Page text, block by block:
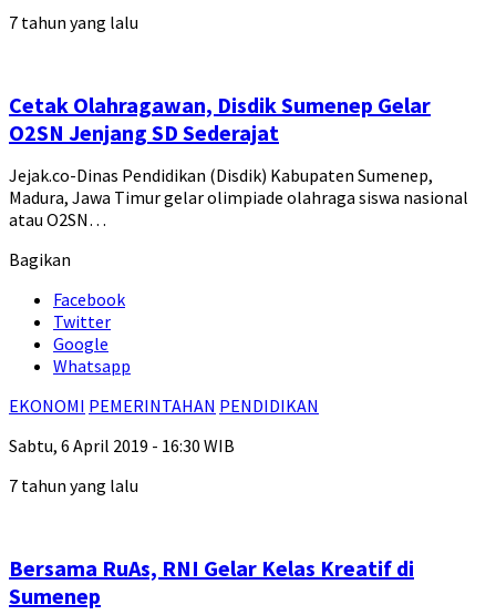
7 tahun yang lalu
Cetak Olahragawan, Disdik Sumenep Gelar
O2SN Jenjang SD Sederajat
Jejak.co-Dinas Pendidikan (Disdik) Kabupaten Sumenep,
Madura, Jawa Timur gelar olimpiade olahraga siswa nasional
atau O2SN…
Bagikan
Facebook
Twitter
Google
Whatsapp
EKONOMI PEMERINTAHAN PENDIDIKAN
Sabtu, 6 April 2019 - 16:30 WIB
7 tahun yang lalu
Bersama RuAs, RNI Gelar Kelas Kreatif di
Sumenep